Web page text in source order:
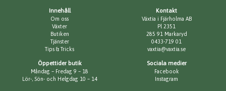
Innehåll
Om oss
Växter
Butiken
Tjänster
Tips & Tricks
Kontakt
Växtia i Fjärholma AB
Pl 2351
285 91 Markaryd
0433-719 01
vaxtia@vaxtia.se
Öppettider butik
Måndag – Fredag 9 – 18
Lör-, Sön- och Helgdag 10 – 14
Sociala medier
Facebook
Instagram